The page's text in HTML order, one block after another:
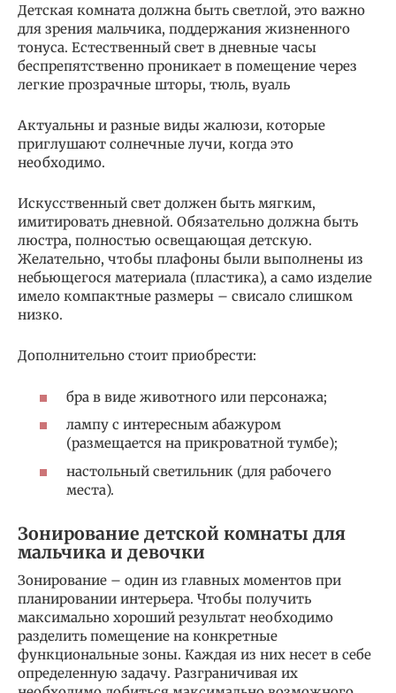
Детская комната должна быть светлой, это важно
для зрения мальчика, поддержания жизненного
тонуса. Естественный свет в дневные часы
беспрепятственно проникает в помещение через
легкие прозрачные шторы, тюль, вуаль
Актуальны и разные виды жалюзи, которые
приглушают солнечные лучи, когда это
необходимо.
Искусственный свет должен быть мягким,
имитировать дневной. Обязательно должна быть
люстра, полностью освещающая детскую.
Желательно, чтобы плафоны были выполнены из
небьющегося материала (пластика), а само изделие
имело компактные размеры – свисало слишком
низко.
Дополнительно стоит приобрести:
бра в виде животного или персонажа;
лампу с интересным абажуром
(размещается на прикроватной тумбе);
настольный светильник (для рабочего
места).
Зонирование детской комнаты для
мальчика и девочки
Зонирование – один из главных моментов при
планировании интерьера. Чтобы получить
максимально хороший результат необходимо
разделить помещение на конкретные
функциональные зоны. Каждая из них несет в себе
определенную задачу. Разграничивая их